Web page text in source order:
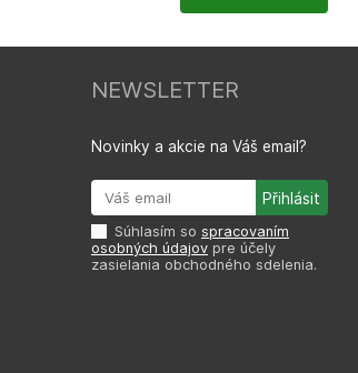
NEWSLETTER
Novinky a akcie na Váš email?
Súhlasím so spracovaním
osobných údajov pre účely
zasielania obchodného sdelenia.